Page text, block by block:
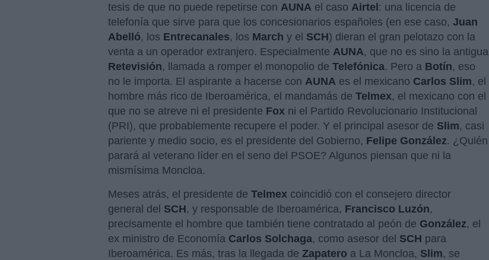
tesis de que no puede repetirse con AUNA el caso Airtel : una licencia de
telefonía que sirve para que los concesionarios españoles (en ese caso, Juan
Abelló, los Entrecanales, los March y el SCH) dieran el gran pelotazo con la
venta a un operador extranjero. Especialmente AUNA, que no es sino la antigua
Retevisión, llamada a romper el monopolio de Telefónica. Pero a Botín, eso
no le importa. El aspirante a hacerse con AUNA es el mexicano Carlos Slim, el
hombre más rico de Iberoamérica, el mandamás de Telmex, el mexicano con el
que no se atreve ni el presidente Fox ni el Partido Revolucionario Institucional
(PRI), que probablemente recupere el poder. Y el principal asesor de Slim, casi
pariente y medio socio, es el presidente del Gobierno, Felipe González. ¿Quién
parará al veterano líder en el seno del PSOE? Algunos piensan que ni la
mismísima Moncloa.
Meses atrás, el presidente de Telmex coincidió con el consejero director
general del SCH, y responsable de Iberoamérica, Francisco Luzón,
precisamente el hombre que también tiene contratado al peón de González, el
ex ministro de Economía Carlos Solchaga, como asesor del SCH para
Iberoamérica. Es más, tras la llegada de Zapatero a La Moncloa, Slim, se